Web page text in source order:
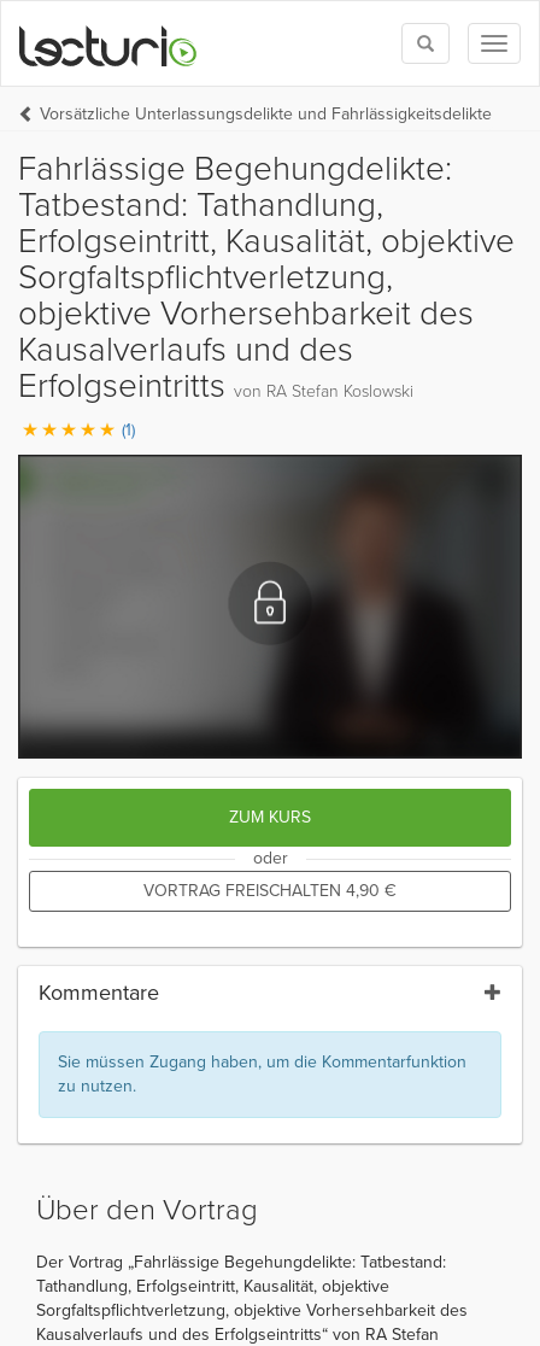
Toggle
search
Vorsätzliche Unterlassungsdelikte und Fahrlässigkeitsdelikte
Fahrlässige Begehungdelikte:
Tatbestand: Tathandlung,
Erfolgseintritt, Kausalität, objektive
Sorgfaltspflichtverletzung,
objektive Vorhersehbarkeit des
Kausalverlaufs und des
Erfolgseintritts von RA Stefan Koslowski
(1)
ZUM KURS
oder
VORTRAG FREISCHALTEN 4,90 €
Kommentare
Sie müssen Zugang haben, um die Kommentarfunktion
zu nutzen.
Über den Vortrag
Der Vortrag „Fahrlässige Begehungdelikte: Tatbestand:
Tathandlung, Erfolgseintritt, Kausalität, objektive
Sorgfaltspflichtverletzung, objektive Vorhersehbarkeit des
Kausalverlaufs und des Erfolgseintritts“ von RA Stefan